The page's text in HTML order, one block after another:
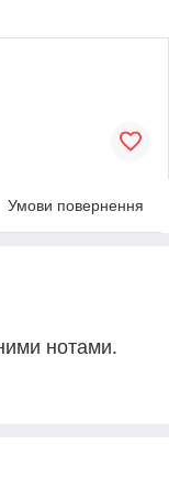
Умови повернення
нотами.